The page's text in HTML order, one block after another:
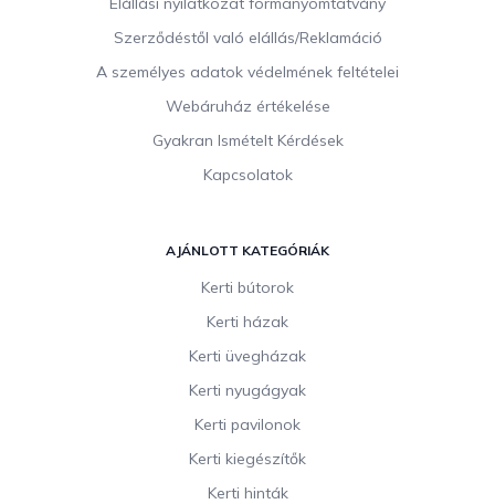
Szerződéstől való elállás/Reklamáció
A személyes adatok védelmének feltételei
Webáruház értékelése
Gyakran Ismételt Kérdések
Kapcsolatok
AJÁNLOTT KATEGÓRIÁK
Kerti bútorok
Kerti házak
Kerti üvegházak
Kerti nyugágyak
Kerti pavilonok
Kerti kiegészítők
Kerti hinták